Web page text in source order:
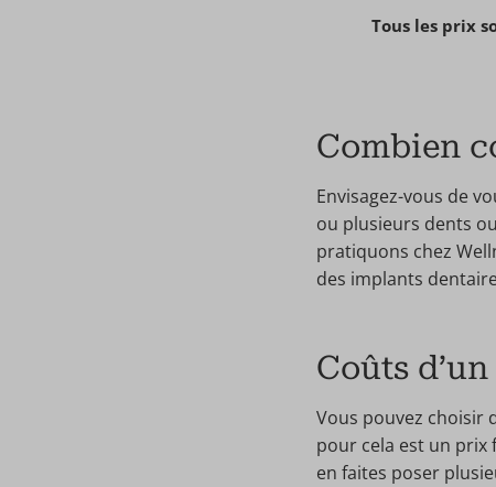
Tous les prix
Combien
Envisagez-vous de
ou plusieurs dents
pratiquons chez
des implants
Coûts
Vous pouvez choisir
pour cela est un
en faites poser